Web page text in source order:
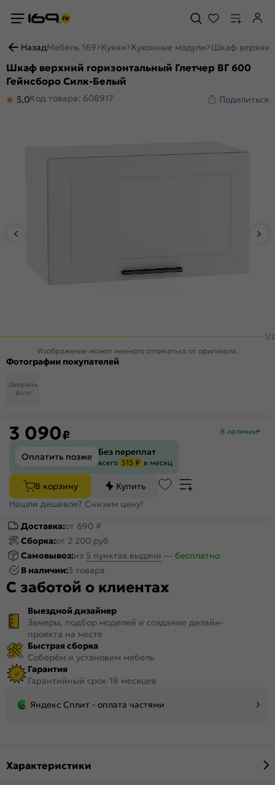
НазадМебель 169 Кухни Кухонные модули Шкаф верхний
Шкаф верхний горизонтальный Глетчер ВГ 600
Гейнсборо Силк-Белый
5,0Код товара: 608917 Поделиться
1/2
Изображение может немного отличаться от оригинала.
Фотографии покупателей
Загрузить
фото
3 090₽ В наличии
Оплатить позже Без переплат
всего 515 ₽ в месяц
В корзину
Купить
Нашли дешевле? Снизим цену!
Доставка:от 690 ₽
Сборка:от 2 200 руб
Самовывоз:из 5 пунктах выдачи — бесплатно
В наличии:3 товара
С заботой о клиентах
Выездной дизайнер
Замеры, подбор моделей и создание дизайн-
проекта на месте
Быстрая сборка
Соберём и установим мебель
Гарантия
Гарантийный срок 18 месяцев
Яндекс Сплит - оплата частями
Характеристики